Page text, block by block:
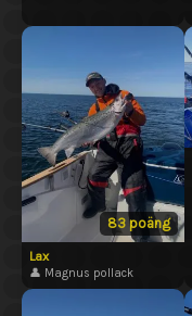
83 poäng
Lax
👤 Magnus pollack